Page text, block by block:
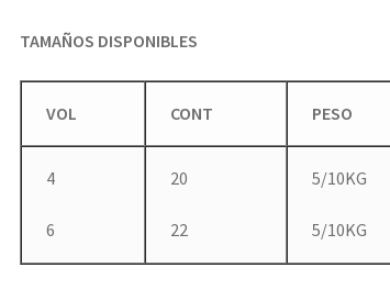
TAMAÑOS DISPONIBLES
VOL CONT PESO
4
6
20
22
5/10KG
5/10KG